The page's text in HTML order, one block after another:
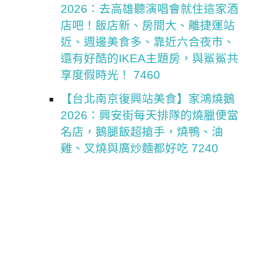
2026：去高雄聽演唱會就住這家酒
店吧！飯店新、房間大、離捷運站
近、週邊美食多、靠近六合夜市、
還有好酷的IKEA主題房，與鯊鯊共
享度假時光！ 7460
【台北南京復興站美食】家鴻燒鵝
2026：興安街每天排隊的燒臘便當
名店，鵝腿飯超搶手，燒鴨、油
雞、叉燒與廣炒麵都好吃 7240